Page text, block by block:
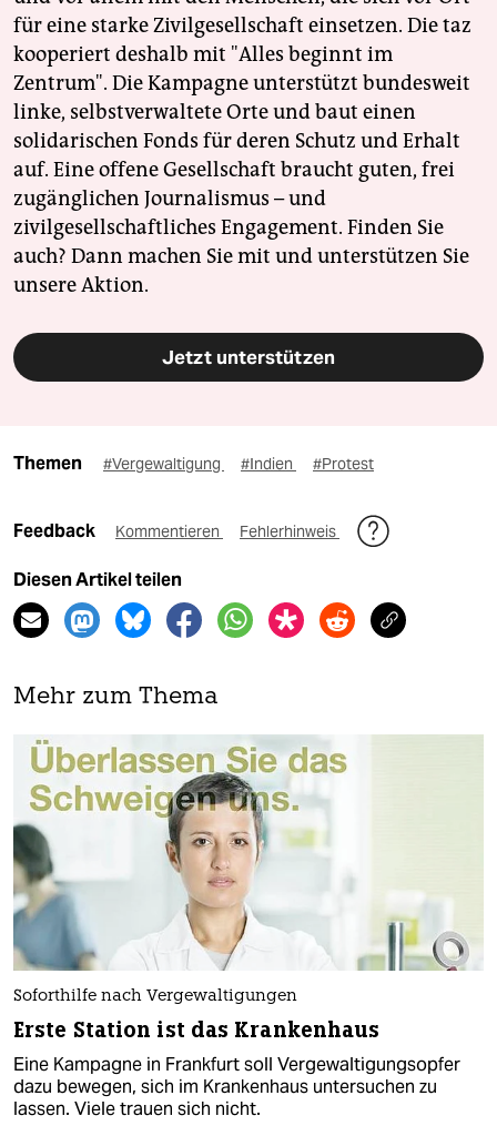
für eine starke Zivilgesellschaft einsetzen. Die taz
kooperiert deshalb mit "Alles beginnt im
Zentrum". Die Kampagne unterstützt bundesweit
linke, selbstverwaltete Orte und baut einen
solidarischen Fonds für deren Schutz und Erhalt
auf. Eine offene Gesellschaft braucht guten, frei
zugänglichen Journalismus – und
zivilgesellschaftliches Engagement. Finden Sie
auch? Dann machen Sie mit und unterstützen Sie
unsere Aktion.
Jetzt unterstützen
Themen #Vergewaltigung #Indien #Protest
Feedback Kommentieren Fehlerhinweis
Diesen Artikel teilen
Mehr zum Thema
Soforthilfe nach Vergewaltigungen
Erste Station ist das Krankenhaus
Eine Kampagne in Frankfurt soll Vergewaltigungsopfer
dazu bewegen, sich im Krankenhaus untersuchen zu
lassen. Viele trauen sich nicht.